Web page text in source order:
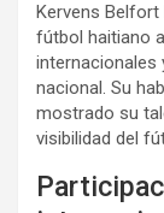
Kervens
fútbol haitiano
internacionales
nacional. Su
mostrado su
visibilidad del